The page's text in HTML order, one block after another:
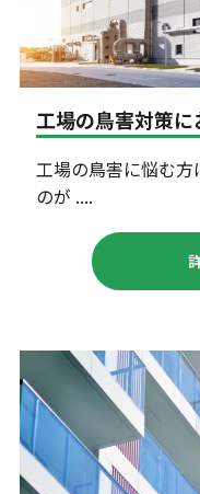
工場の鳥害対策
工場の鳥害に悩む
のが ....